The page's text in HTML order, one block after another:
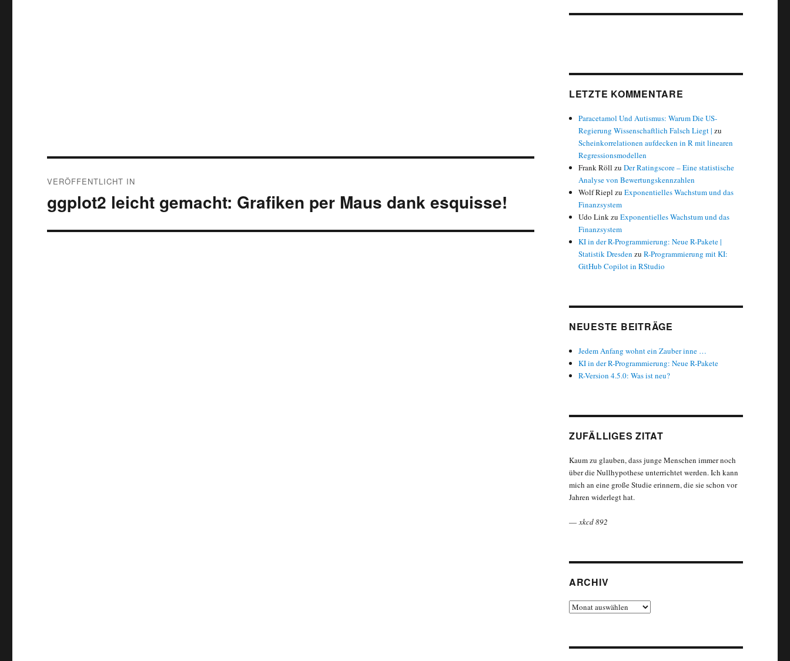
VERÖFFENTLICHT IN
ggplot2 leicht gemacht: Grafiken per Maus dank esquisse!
LETZTE KOMMENTARE
Paracetamol Und Autismus: Warum Die US-
Regierung Wissenschaftlich Falsch Liegt | zu
Scheinkorrelationen aufdecken in R mit linearen
Regressionsmodellen
Frank Röll zuDer Ratingscore – Eine statistische
Analyse von Bewertungskennzahlen
Wolf Riepl zuExponentielles Wachstum und das
Finanzsystem
Udo LinkzuExponentielles Wachstum und das
Finanzsystem
KI in der R-Programmierung: Neue R-Pakete |
Statistik Dresden zuR-Programmierung mit KI:
GitHub Copilot in RStudio
NEUESTE BEITRÄGE
Jedem Anfang wohnt ein Zauber inne …
KI in der R-Programmierung: Neue R-Pakete
R-Version 4.5.0: Was ist neu?
ZUFÄLLIGES ZITAT
Kaum zu glauben, dass junge Menschen immer noch
über die Nullhypothese unterrichtet werden. Ich kann
mich an eine große Studie erinnern, die sie schon vor
Jahren widerlegt hat.
—xkcd 892
ARCHIV
Archiv